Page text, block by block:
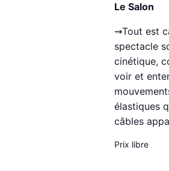
Le Salon
⇝Tout est
spectacle
cinétique,
voir et
élastiques
câbles
Prix libre